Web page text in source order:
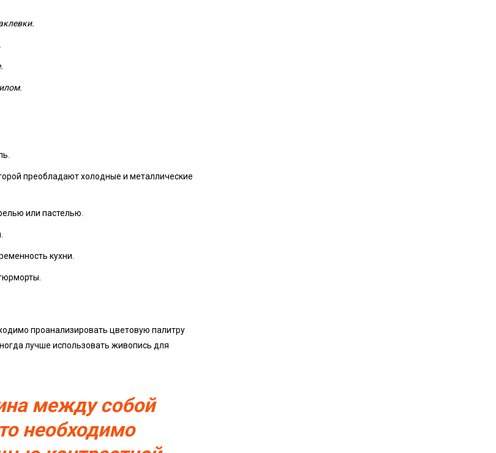
преобладают холодные и металлические
или пастелью.
кухни.
проанализировать цветовую палитру
лучше использовать живопись для
между собой
необходимо